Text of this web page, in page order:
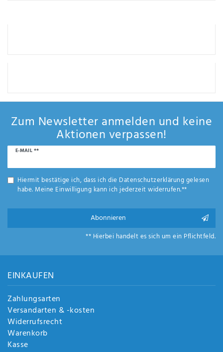
Zum Newsletter anmelden und keine
Aktionen verpassen!
E-MAIL **
Newsletter
Hiermit bestätige ich, dass ich die Daten­schutz­erklärunggelesen
habe. Meine Einwilligung kann ich jederzeit widerrufen.**
Abonnieren
** Hierbei handelt es sich um ein Pflichtfeld.
EINKAUFEN
Zahlungsarten
Versandarten & -kosten
Widerrufsrecht
Warenkorb
Kasse